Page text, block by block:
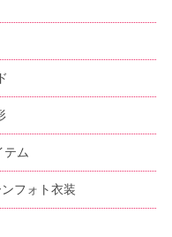
テム
フォト衣装